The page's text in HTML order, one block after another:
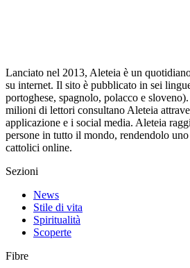
Lanciato nel 2013, Aleteia è un
su internet. Il sito è pubblicato in sei
portoghese, spagnolo, polacco e
milioni di lettori consultano Aleteia
applicazione e i social media. Aleteia
persone in tutto il mondo, rendendolo
cattolici online.
Sezioni
News
Stile di vita
Spiritualità
Scoperte
Fibre